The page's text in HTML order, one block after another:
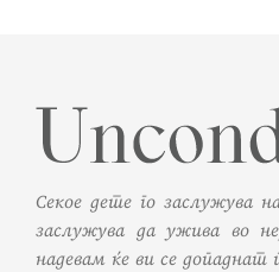
Секое дете го заслужува
заслужува да ужива во
надевам ќе ви се